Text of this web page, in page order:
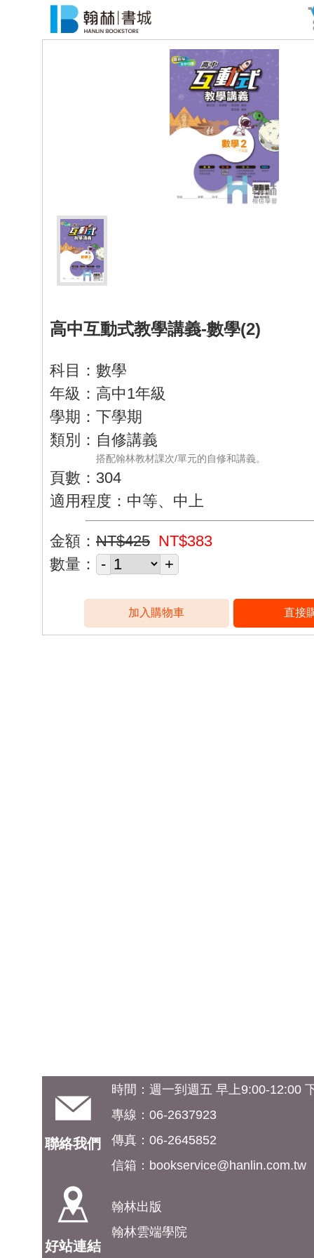
高中互動式教學講義-數學(2)
科目：數學
年級：高中1年級
學期：下學期
類別：自修講義
搭配翰林教材課次/單元的自修和講義。
頁數：304
適用程度：中等、中上
金額： NT$425 NT$383
數量：
聯絡我們
時間：週一到週五 早上9:00-12:00
專線：06-2637923
傳真：06-2645852
信箱： bookservice@hanlin.com.tw
好站連結
翰林出版
翰林雲端學院